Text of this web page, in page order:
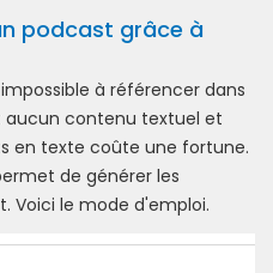
podcast grâce à
à référencer dans
aucun contenu textuel et
en texte coûte une fortune.
de générer les
Voici le mode d'emploi.